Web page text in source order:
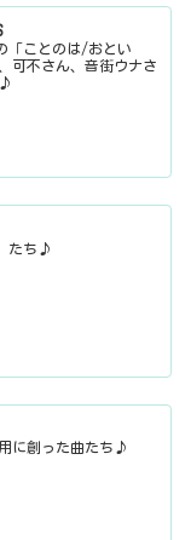
「ことのは/おとい
可不さん、音街ウナさ
たち♪
に創った曲たち♪